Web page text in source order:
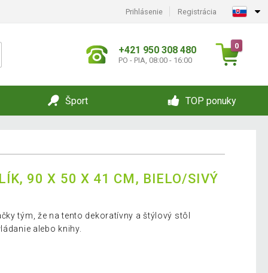
Prihlásenie Registrácia
+421 950 308 480
PO - PIA, 08:00 - 16:00
0
Šport TOP ponuky
90 X 50 X 41 CM, BIELO/SIVÝ
tým, že na tento dekoratívny a štýlový stôl
alebo knihy.